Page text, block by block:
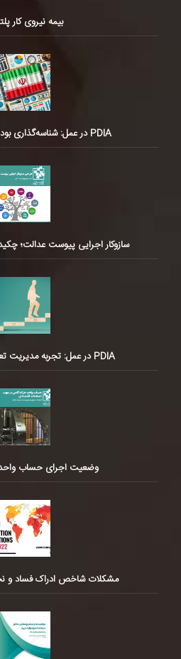
بیمه نیروی کار
PDIA در عمل: شناسه‌گذاری بودجه و طبقه‌بندی آن
سازوکار اجرایی پیوست عدالت؛
PDIA در عمل: تجربه مدیریت تعارض منافع در ایران
وضعیت اجرای حساب واحد
مشکلات شاخص ادراک فساد و